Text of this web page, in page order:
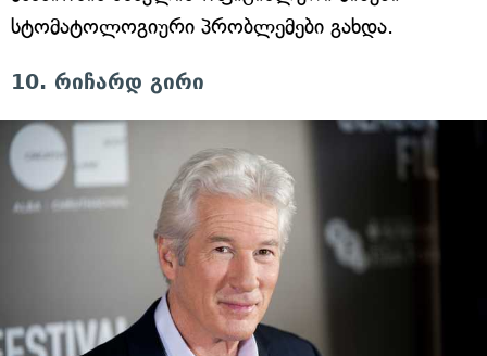
სტომატოლოგიური პრობლემები გახდა.
10. რიჩარდ გირი